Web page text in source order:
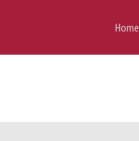
Home